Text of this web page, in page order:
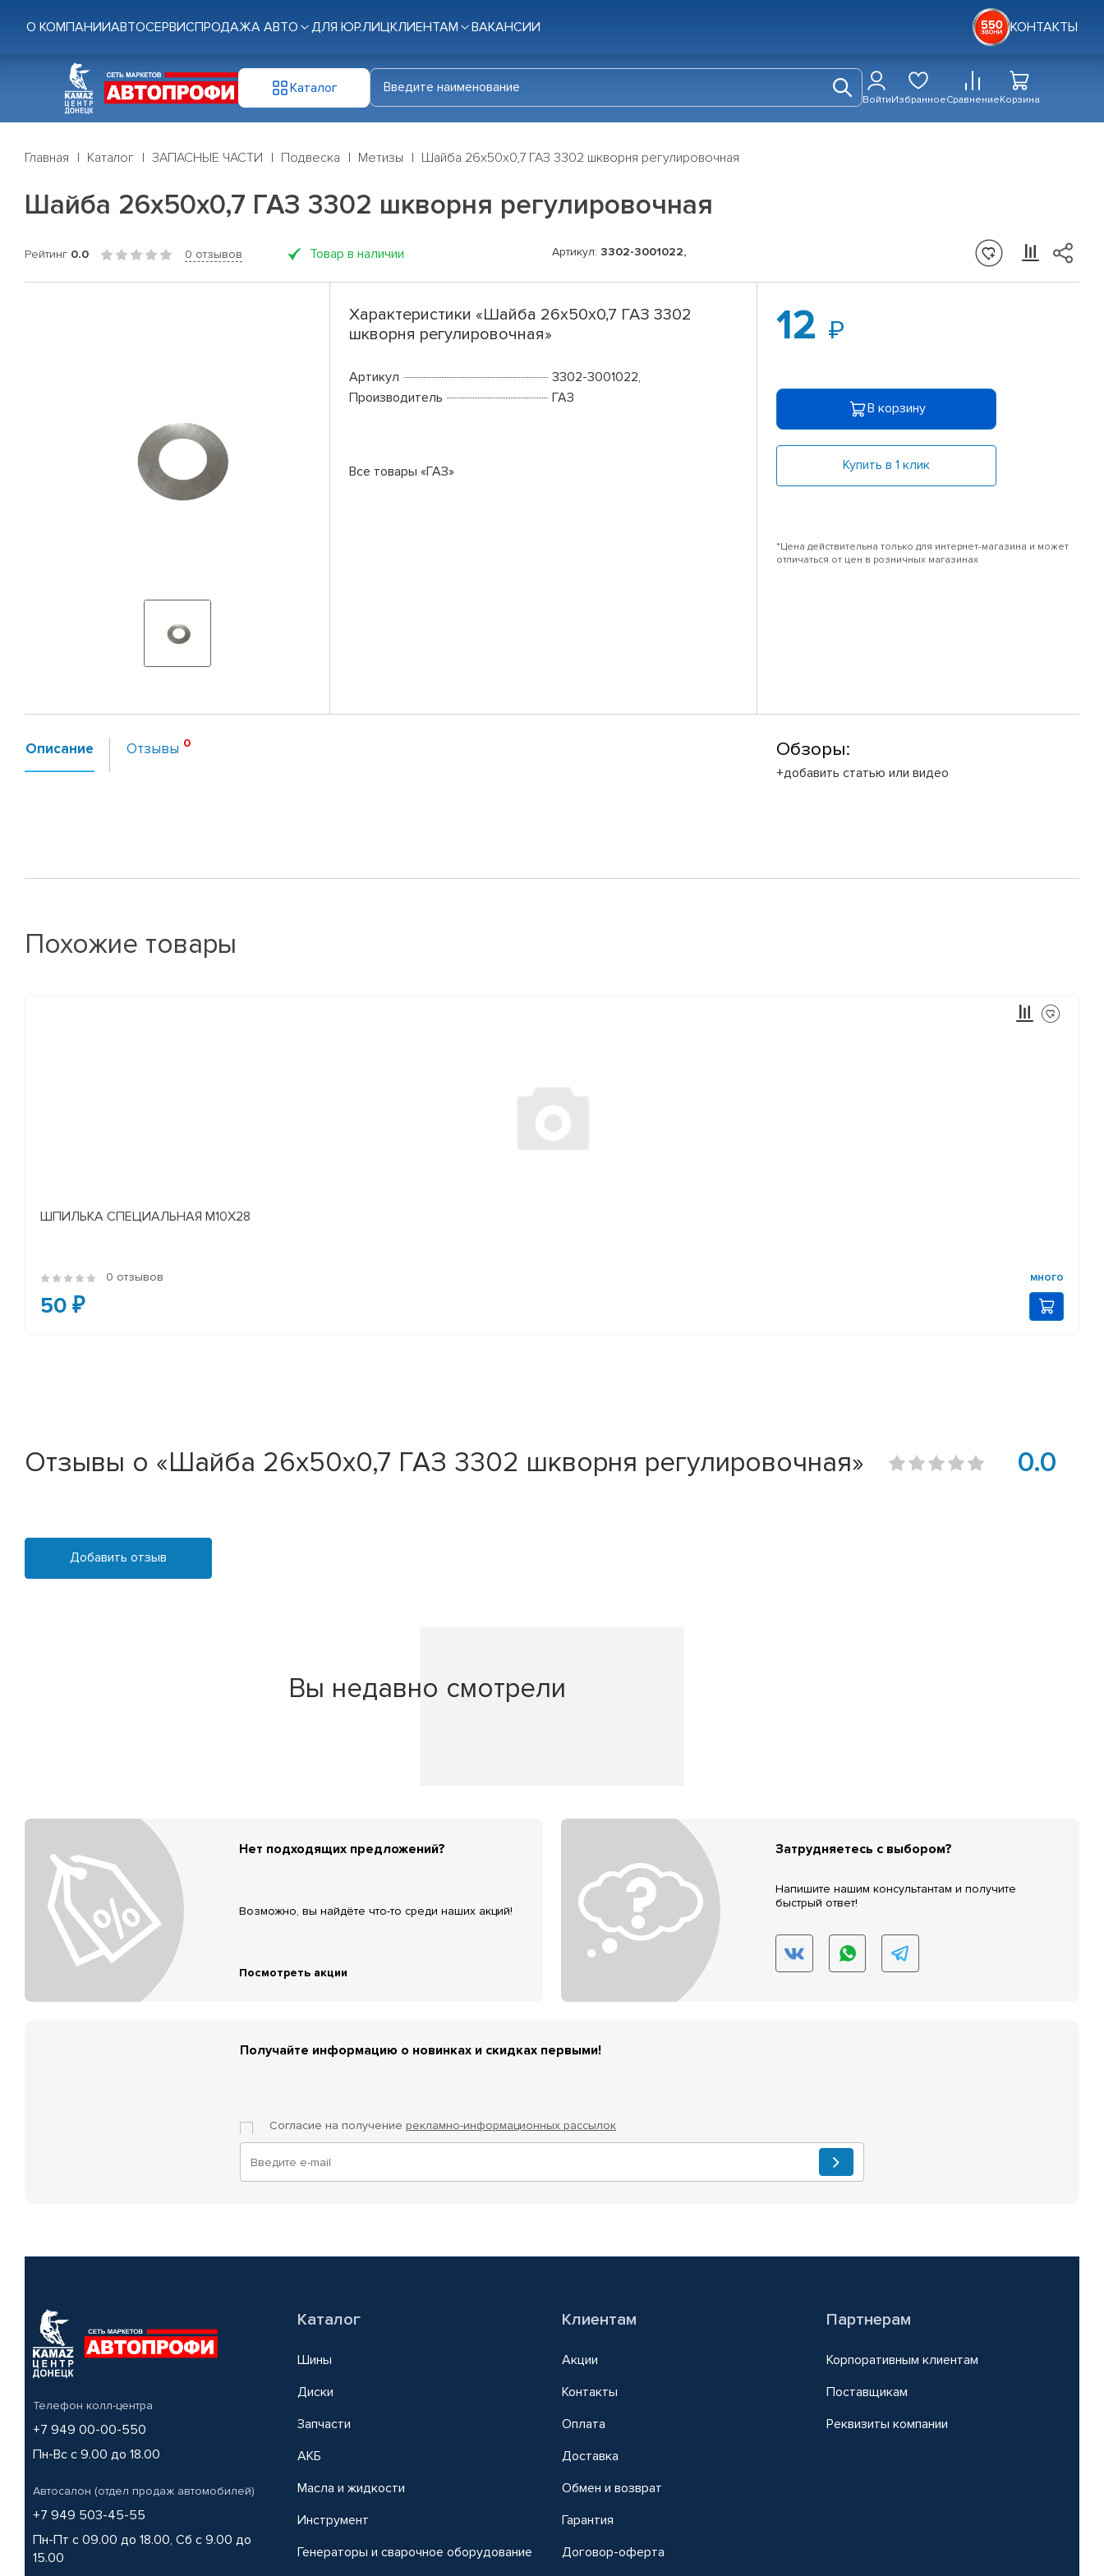
О КОМПАНИИАВТОСЕРВИСПРОДАЖА АВТО ДЛЯ ЮР.ЛИЦКЛИЕНТАМ ВАКАНСИИ КОНТАКТЫ
Каталог
ВойтиИзбранноеСравнениеКорзина
Главная Каталог ЗАПАСНЫЕ ЧАСТИ Подвеска Метизы Шайба 26х50х0,7 ГАЗ 3302 шкворня регулировочная
Шайба 26х50х0,7 ГАЗ 3302 шкворня регулировочная
Рейтинг 0.0 0 отзывов Товар в наличии Артикул: 3302-3001022,
Характеристики «Шайба 26х50х0,7 ГАЗ 3302
шкворня регулировочная»
Артикул
3302-3001022,
Производитель
ГАЗ
Все товары «ГАЗ»
12
В корзину
Купить в 1 клик
*Цена действительна только для интернет-магазина и может
отличаться от цен в розничных магазинах
Описание Отзывы Обзоры:
+добавить статью или видео
Похожие товары
ШПИЛЬКА СПЕЦИАЛЬНАЯ М10Х28
0 отзывов много
50 ₽
Отзывы о «Шайба 26х50х0,7 ГАЗ 3302 шкворня регулировочная» 0.0
Добавить отзыв
Вы недавно смотрели
Нет подходящих предложений?
Возможно, вы найдёте что-то среди наших акций!
Посмотреть акции
Затрудняетесь с выбором?
Напишите нашим консультантам и получите
быстрый ответ!
Получайте информацию о новинках и скидках первыми!
Согласие на получение рекламно-информационных рассылок
Телефон колл-центра
+7 949 00-00-550
Пн-Вс с 9.00 до 18.00
Автосалон (отдел продаж автомобилей)
+7 949 503-45-55
Пн-Пт с 09.00 до 18.00, Сб с 9.00 до
15.00
Каталог
Шины
Диски
Запчасти
АКБ
Масла и жидкости
Инструмент
Генераторы и сварочное оборудование
Клиентам
Акции
Контакты
Оплата
Доставка
Обмен и возврат
Гарантия
Договор-оферта
Партнерам
Корпоративным клиентам
Поставщикам
Реквизиты компании